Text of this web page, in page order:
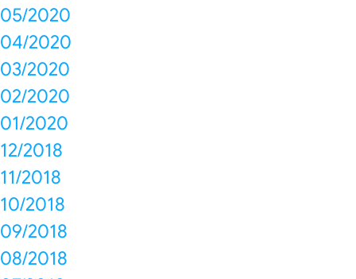
05/2020
04/2020
03/2020
02/2020
01/2020
12/2018
11/2018
10/2018
09/2018
08/2018